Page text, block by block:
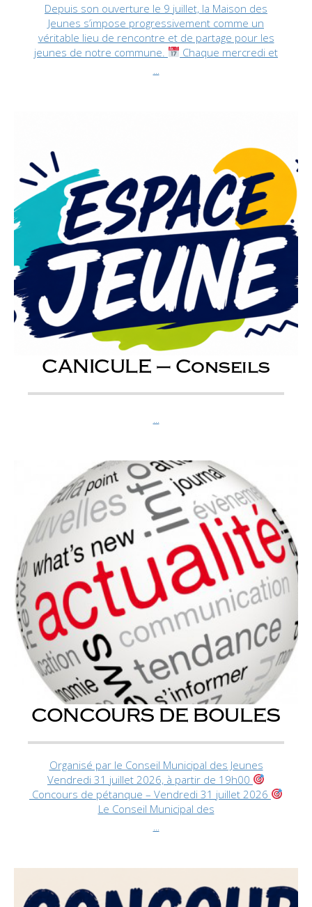
Depuis son ouverture le 9 juillet, la Maison des
Jeunes s’impose progressivement comme un
véritable lieu de rencontre et de partage pour les
jeunes de notre commune.
Chaque mercredi et
...
CANICULE – Conseils
...
CONCOURS DE BOULES
Organisé par le Conseil Municipal des Jeunes
Vendredi 31 juillet 2026, à partir de 19h00
Concours de pétanque – Vendredi 31 juillet 2026
Le Conseil Municipal des
...